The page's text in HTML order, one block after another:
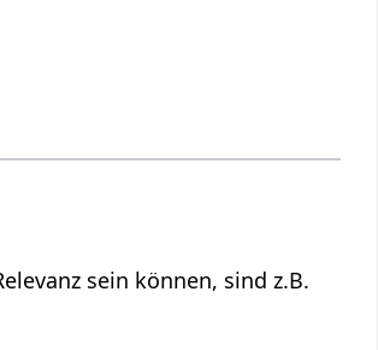
aber vielleicht doch von Relevanz sein können, sind z.B.